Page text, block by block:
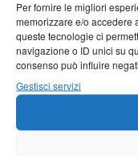
Per fornire le migliori
memorizzare e/o accedere
queste tecnologie ci
navigazione o ID unici su
consenso può influire
Gestisci servizi
L
M M
3
4 5
10
11 12